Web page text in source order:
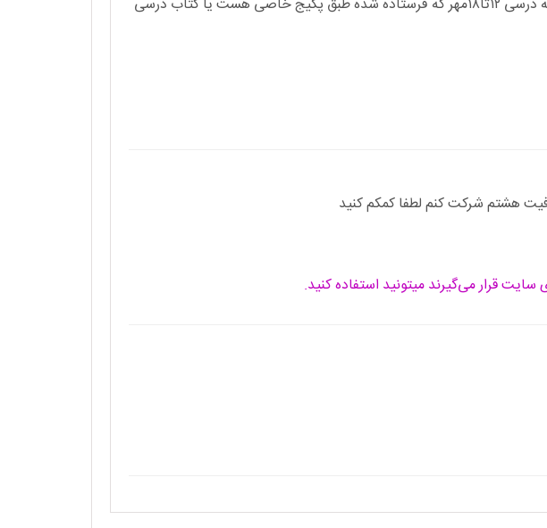
سلام خسته نباشید ببخشید پی دی اف برنامه درسی ۱۲تا۱۸مهر که فرستاده شده طبق پکیج خاصی هست یا کتاب درسی
هشتم شرکت کنم لطفا کمکم کنید
قرار می‌گیرند میتونید استفاده کنید.